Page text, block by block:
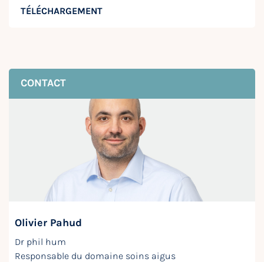
TÉLÉCHARGEMENT
CONTACT
Olivier Pahud
Dr phil hum
Responsable du domaine soins aigus